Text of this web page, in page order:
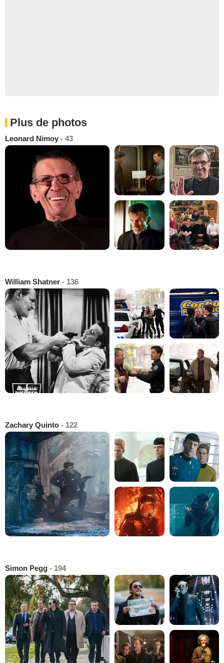
Plus de photos
Leonard Nimoy - 43
William Shatner - 136
Zachary Quinto - 122
Simon Pegg - 194